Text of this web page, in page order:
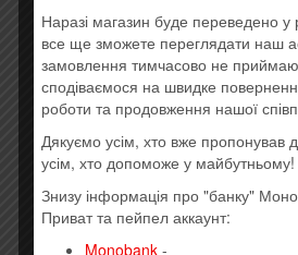
Наразі магазин буде переведено
все ще зможете переглядати наш
замовлення тимчасово не
сподіваємося на швидке
роботи та продовження нашої
Дякуємо усім, хто вже пропонував
усім, хто допоможе у майбутньому!
Знизу інформація про "банку"
Приват та пейпел аккаунт:
Monobank -